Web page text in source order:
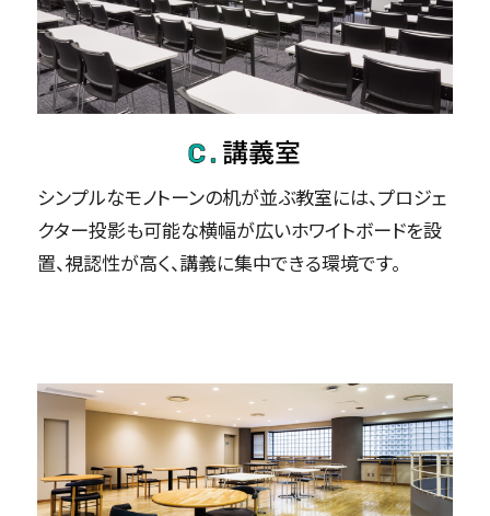
シンプルなモノトーンの机が並ぶ教室には、プロジェ
クター投影も可能な横幅が広いホワイトボードを設
置、視認性が高く、講義に集中できる環境です。